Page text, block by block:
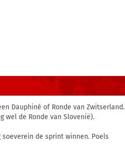
Dauphiné of Ronde van Zwitserland.
wel de Ronde van Slovenië).
de sprint winnen. Poels